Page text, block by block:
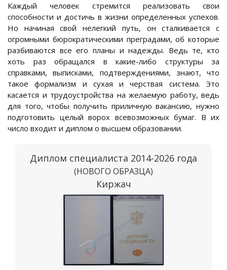
Каждый человек стремится реализовать свои
способности и достичь в жизни определенных успехов.
Но начиная свой нелегкий путь, он сталкивается с
огромными бюрократическими преградами, об которые
разбиваются все его планы и надежды. Ведь те, кто
хоть раз обращался в какие-либо структуры за
справками, выписками, подтверждениями, знают, что
такое формализм и сухая и черствая система. Это
касается и трудоустройства на желаемую работу, ведь
для того, чтобы получить приличную вакансию, нужно
подготовить целый ворох всевозможных бумаг. В их
число входит и диплом о высшем образовании.
Диплом специалиста 2014-2026 года
(НОВОГО ОБРАЗЦА)
Киржач